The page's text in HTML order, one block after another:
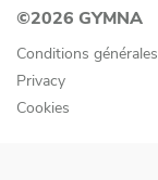
©2026 GYMNA
Conditions générales
Privacy
Cookies